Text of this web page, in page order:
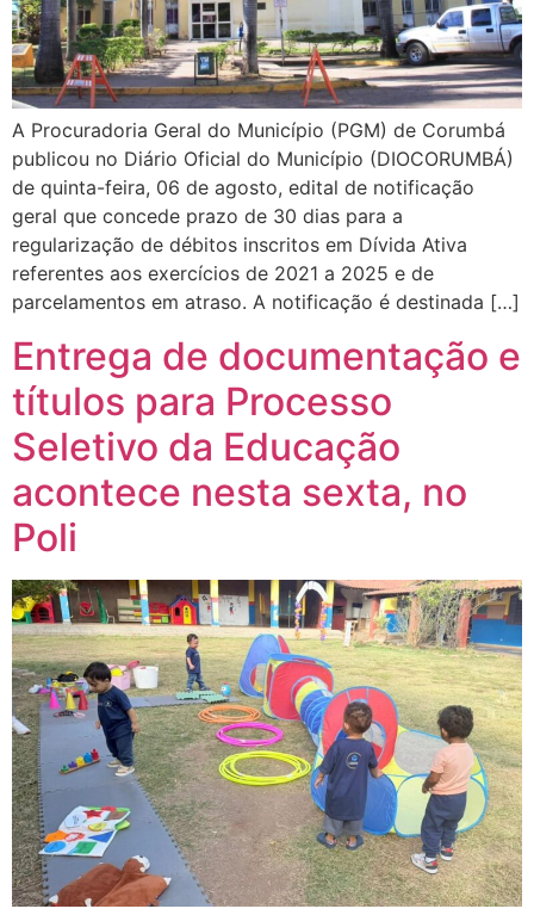
A Procuradoria Geral do Município (PGM) de Corumbá
publicou no Diário Oficial do Município (DIOCORUMBÁ)
de quinta-feira, 06 de agosto, edital de notificação
geral que concede prazo de 30 dias para a
regularização de débitos inscritos em Dívida Ativa
referentes aos exercícios de 2021 a 2025 e de
parcelamentos em atraso. A notificação é destinada […]
Entrega de documentação e
títulos para Processo
Seletivo da Educação
acontece nesta sexta, no
Poli